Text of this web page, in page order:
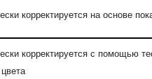
корректируется на основе
корректируется с помощью